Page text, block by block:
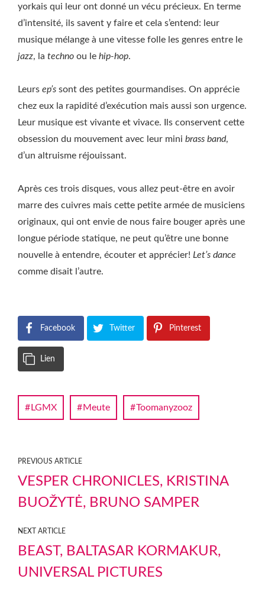
yorkais qui leur ont donné un vécu précieux. En terme
d’intensité, ils savent y faire et cela s’entend: leur
musique mélange à une vitesse folle les genres entre le
jazz, la techno ou le hip-hop.
Leurs ep’s sont des petites gourmandises. On apprécie
chez eux la rapidité d’exécution mais aussi son urgence.
Leur musique est vivante et vivace. Ils conservent cette
obsession du mouvement avec leur mini brass band,
d’un altruisme réjouissant.
Après ces trois disques, vous allez peut-être en avoir
marre des cuivres mais cette petite armée de musiciens
originaux, qui ont envie de nous faire bouger après une
longue période statique, ne peut qu’être une bonne
nouvelle à entendre, écouter et apprécier! Let’s dance
comme disait l’autre.
Facebook Twitter Pinterest
Lien
LGMX Meute Toomanyzooz
PREVIOUS ARTICLE
VESPER CHRONICLES, KRISTINA
BUOŽYTĖ, BRUNO SAMPER
NEXT ARTICLE
BEAST, BALTASAR KORMAKUR,
UNIVERSAL PICTURES